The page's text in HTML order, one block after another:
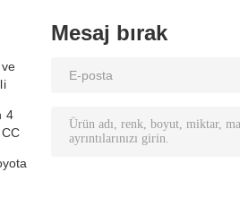
4
Mesaj bırak